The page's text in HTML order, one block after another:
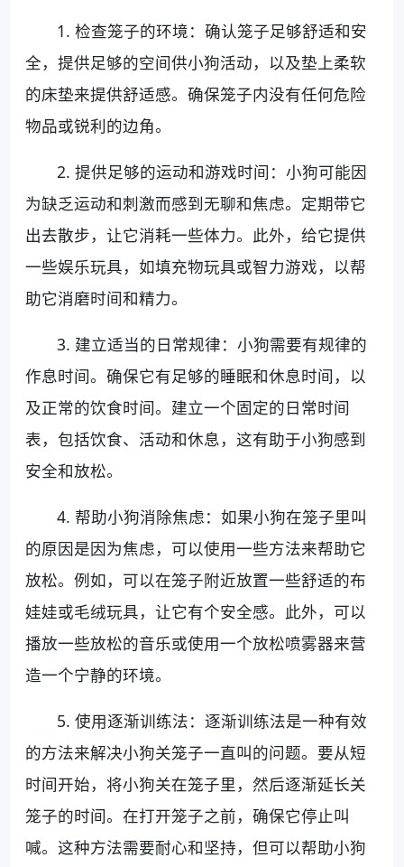
1. 检查笼子的环境：确认笼子足够舒适和安
全，提供足够的空间供小狗活动，以及垫上柔软
的床垫来提供舒适感。确保笼子内没有任何危险
物品或锐利的边角。
2. 提供足够的运动和游戏时间：小狗可能因
为缺乏运动和刺激而感到无聊和焦虑。定期带它
出去散步，让它消耗一些体力。此外，给它提供
一些娱乐玩具，如填充物玩具或智力游戏，以帮
助它消磨时间和精力。
3. 建立适当的日常规律：小狗需要有规律的
作息时间。确保它有足够的睡眠和休息时间，以
及正常的饮食时间。建立一个固定的日常时间
表，包括饮食、活动和休息，这有助于小狗感到
安全和放松。
4. 帮助小狗消除焦虑：如果小狗在笼子里叫
的原因是因为焦虑，可以使用一些方法来帮助它
放松。例如，可以在笼子附近放置一些舒适的布
娃娃或毛绒玩具，让它有个安全感。此外，可以
播放一些放松的音乐或使用一个放松喷雾器来营
造一个宁静的环境。
5. 使用逐渐训练法：逐渐训练法是一种有效
的方法来解决小狗关笼子一直叫的问题。要从短
时间开始，将小狗关在笼子里，然后逐渐延长关
笼子的时间。在打开笼子之前，确保它停止叫
喊。这种方法需要耐心和坚持，但可以帮助小狗